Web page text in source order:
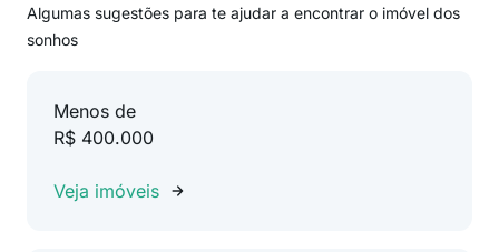
Algumas sugestões para te ajudar a encontrar o imóvel dos
sonhos
Menos de
R$ 400.000
Veja imóveis